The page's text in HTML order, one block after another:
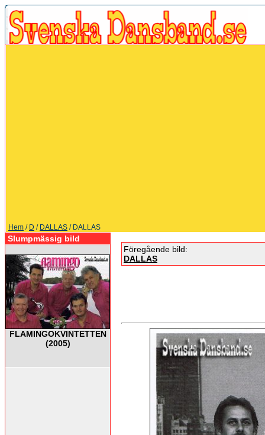
Hem / D / DALLAS / DALLAS
Slumpmässig bild
FLAMINGOKVINTETTEN
(2005)
Föregående bild:
DALLAS